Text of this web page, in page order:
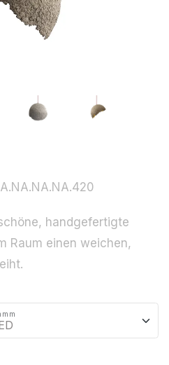
handgefertigte
Raum einen weichen,
mm